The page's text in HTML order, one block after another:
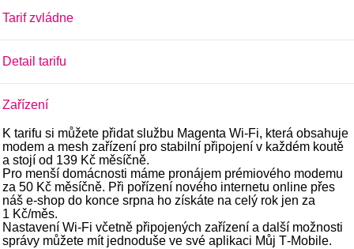
Tarif zvládne
Detail tarifu
Zařízení
K tarifu si můžete přidat službu Magenta Wi‑Fi, která obsahuje
modem a mesh zařízení pro stabilní připojení v každém koutě
a stojí od 139 Kč měsíčně.
Pro menší domácnosti máme pronájem prémiového modemu
za 50 Kč měsíčně. Při pořízení nového internetu online přes
náš e‑shop do konce srpna ho získáte na celý rok jen za
1 Kč/měs.
Nastavení Wi‑Fi včetně připojených zařízení a další možnosti
správy můžete mít jednoduše ve své aplikaci Můj T‑Mobile.